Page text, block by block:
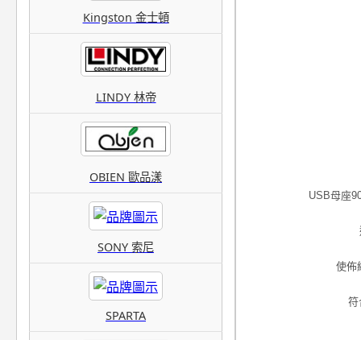
Kingston 金士頓
LINDY 林帝
OBIEN 歐品漾
SONY 索尼
SPARTA
USB母座
使佈
符